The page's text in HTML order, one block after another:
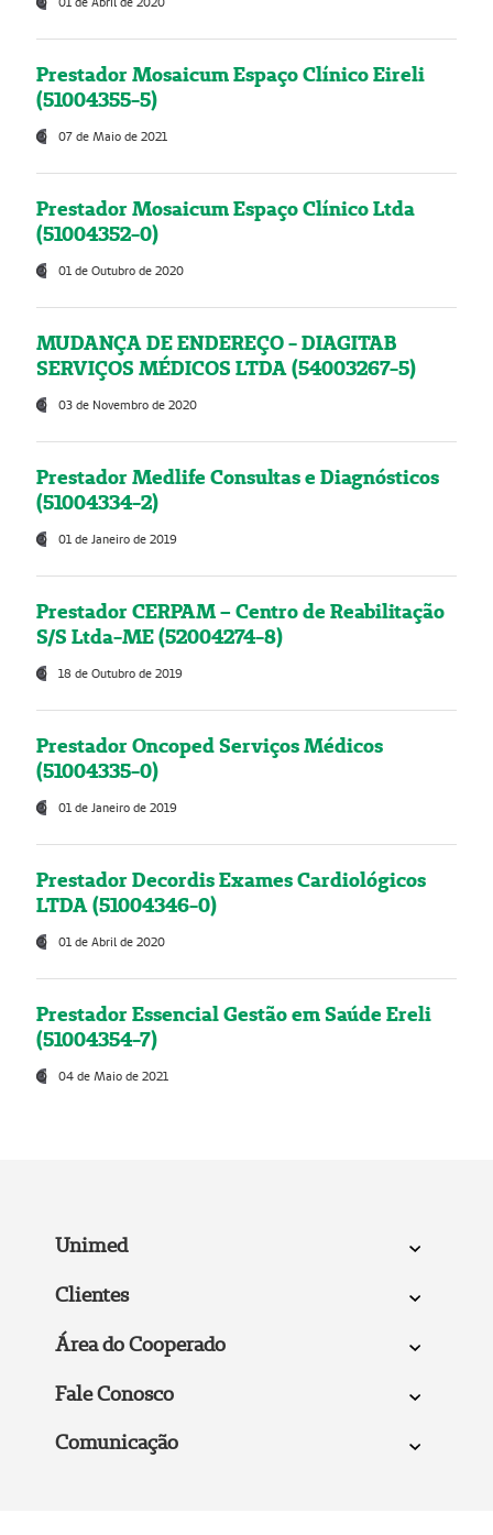
Prestador Mosaicum Espaço Clínico Eireli
(51004355-5)
07 de Maio de 2021
Prestador Mosaicum Espaço Clínico Ltda
(51004352-0)
01 de Outubro de 2020
MUDANÇA DE ENDEREÇO - DIAGITAB
SERVIÇOS MÉDICOS LTDA (54003267-5)
03 de Novembro de 2020
Prestador Medlife Consultas e Diagnósticos
(51004334-2)
01 de Janeiro de 2019
Prestador CERPAM – Centro de Reabilitação
S/S Ltda-ME (52004274-8)
18 de Outubro de 2019
Prestador Oncoped Serviços Médicos
(51004335-0)
01 de Janeiro de 2019
Prestador Decordis Exames Cardiológicos
LTDA (51004346-0)
01 de Abril de 2020
Prestador Essencial Gestão em Saúde Ereli
(51004354-7)
04 de Maio de 2021
Unimed
Clientes
Área do Cooperado
Fale Conosco
Comunicação